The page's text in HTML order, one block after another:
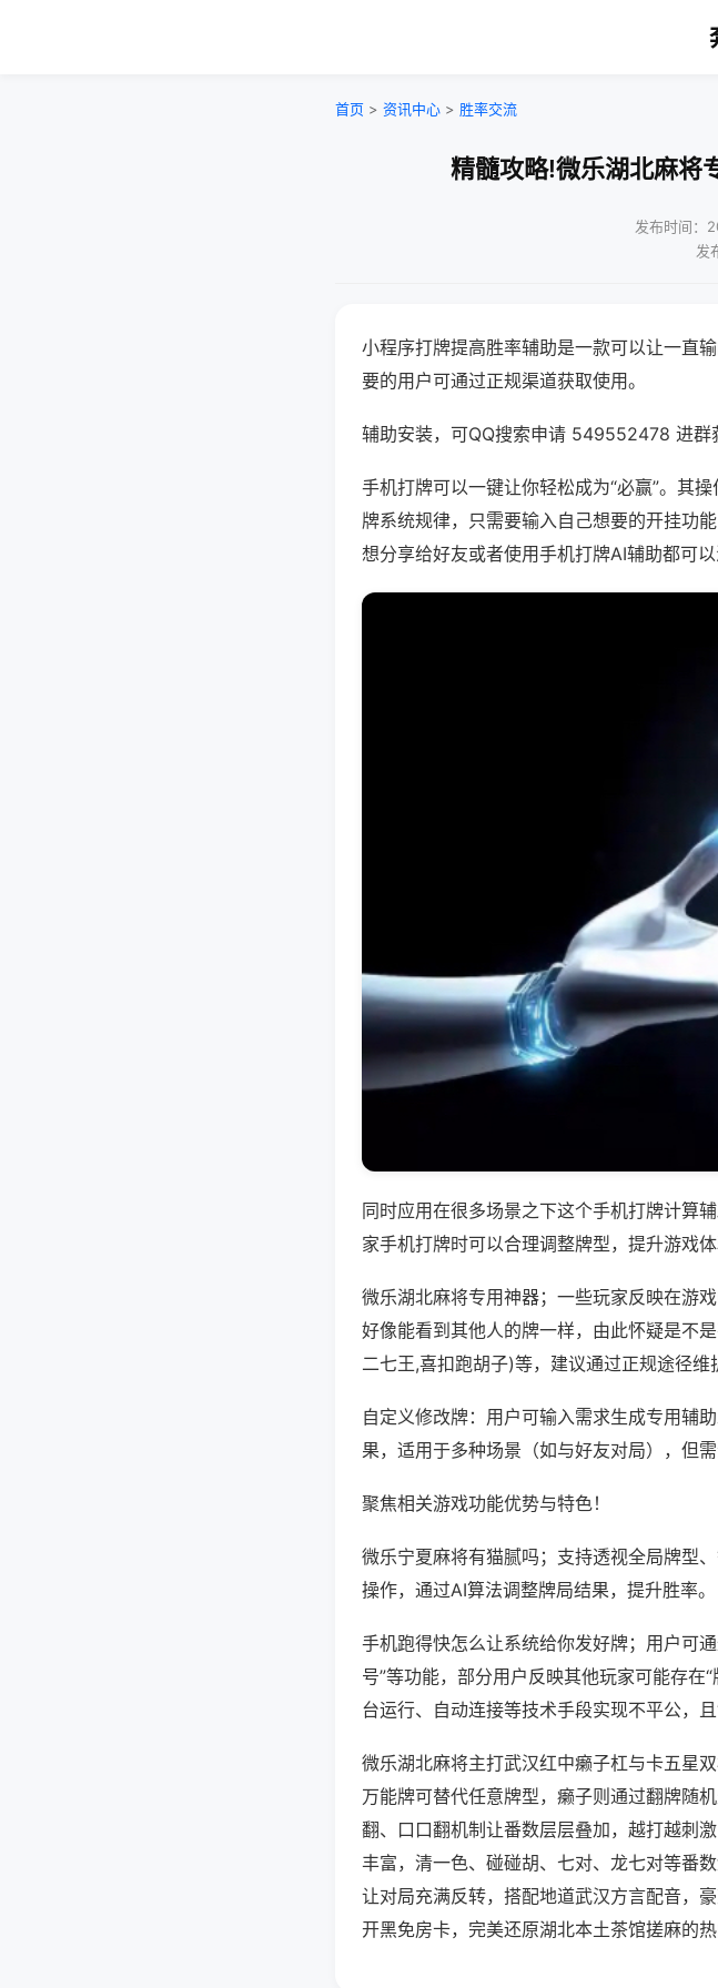
首页 > 资讯中心 > 胜率交流
精髓攻略!微乐湖北麻将
发布时间：
发
小程序打牌提高胜率辅助是一款可以让一直
要的用户可通过正规渠道获取使用。
辅助安装，可QQ搜索申请 549552478 进群
手机打牌可以一键让你轻松成为“必赢”。其
牌系统规律，只需要输入自己想要的开挂功
想分享给好友或者使用手机打牌AI辅助都可以
同时应用在很多场景之下这个手机打牌计算
家手机打牌时可以合理调整牌型，提升游戏
微乐湖北麻将专用神器；一些玩家反映在游
好像能看到其他人的牌一样，由此怀疑是不
二七王,喜扣跑胡子)等，建议通过正规途径维
自定义修改牌：用户可输入需求生成专用辅
果，适用于多种场景（如与好友对局），但
聚焦相关游戏功能优势与特色！
微乐宁夏麻将有猫腻吗；支持透视全局牌型
操作，通过AI算法调整牌局结果，提升胜率。
手机跑得快怎么让系统给你发好牌；用户可
号”等功能，部分用户反映其他玩家可能存在
台运行、自动连接等技术手段实现不平公，且
微乐湖北麻将主打武汉红中癞子杠与卡五星
万能牌可替代任意牌型，癞子则通过翻牌随
翻、口口翻机制让番数层层叠加，越打越刺
丰富，清一色、碰碰胡、七对、龙七对等番
让对局充满反转，搭配地道武汉方言配音，
开黑免房卡，完美还原湖北本土茶馆搓麻的